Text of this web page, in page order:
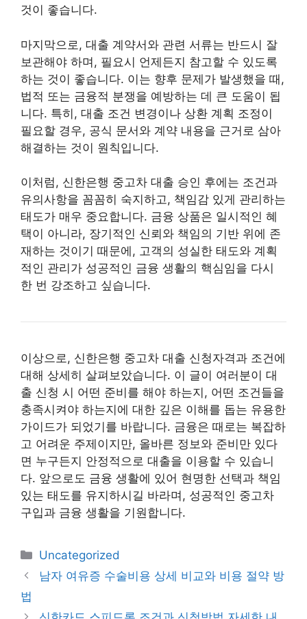
것이 좋습니다.
마지막으로, 대출 계약서와 관련 서류는 반드시 잘
보관해야 하며, 필요시 언제든지 참고할 수 있도록
하는 것이 좋습니다. 이는 향후 문제가 발생했을 때,
법적 또는 금융적 분쟁을 예방하는 데 큰 도움이 됩
니다. 특히, 대출 조건 변경이나 상환 계획 조정이
필요할 경우, 공식 문서와 계약 내용을 근거로 삼아
해결하는 것이 원칙입니다.
이처럼, 신한은행 중고차 대출 승인 후에는 조건과
유의사항을 꼼꼼히 숙지하고, 책임감 있게 관리하는
태도가 매우 중요합니다. 금융 상품은 일시적인 혜
택이 아니라, 장기적인 신뢰와 책임의 기반 위에 존
재하는 것이기 때문에, 고객의 성실한 태도와 계획
적인 관리가 성공적인 금융 생활의 핵심임을 다시
한 번 강조하고 싶습니다.
이상으로, 신한은행 중고차 대출 신청자격과 조건에
대해 상세히 살펴보았습니다. 이 글이 여러분이 대
출 신청 시 어떤 준비를 해야 하는지, 어떤 조건들을
충족시켜야 하는지에 대한 깊은 이해를 돕는 유용한
가이드가 되었기를 바랍니다. 금융은 때로는 복잡하
고 어려운 주제이지만, 올바른 정보와 준비만 있다
면 누구든지 안정적으로 대출을 이용할 수 있습니
다. 앞으로도 금융 생활에 있어 현명한 선택과 책임
있는 태도를 유지하시길 바라며, 성공적인 중고차
구입과 금융 생활을 기원합니다.
카
테
Uncategorized
남자 여유증 수술비용 상세 비교와 비용 절약 방
법